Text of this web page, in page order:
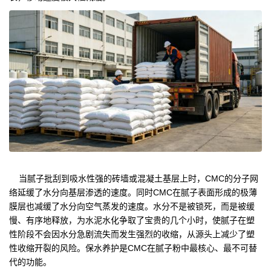
当腻子批刮到吸水性强的砖墙或混凝土基层上时，CMC的分子网
络延缓了水分向基层渗透的速度。同时CMC在腻子表面形成的极薄
膜层也减缓了水分向空气蒸发的速度。水分不是被锁死，而是被缓
慢、有序地释放，为水泥水化争取了宝贵的几个小时，使腻子在塑
性阶段不会因水分急剧流失而发生强烈的收缩，从源头上减少了塑
性收缩开裂的风险。保水养护是CMC在腻子粉中最核心、最不可替
代的功能。